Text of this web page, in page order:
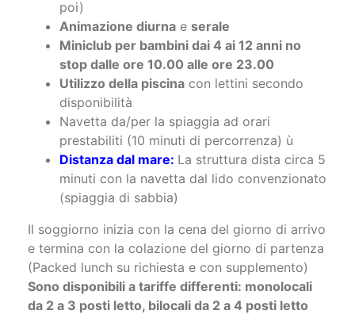
Servizio spiaggia
ombrellone e due lettini (dalla quinta fila in
poi)
Animazione diurnaeserale
Miniclub per bambini dai 4 ai 12 anni no
stop dalle ore 10.00 alle ore 23.00
Utilizzo della piscinacon lettini secondo
disponibilità
Navetta da/per la spiaggia ad orari
prestabiliti (10 minuti di percorrenza) ù
Distanza dal mare:
(spiaggia di sabbia)
Il soggiorno inizia con la cena del giorno di arrivo
e termina con la colazione del giorno di partenza
(Packed lunch su richiesta e con supplemento)